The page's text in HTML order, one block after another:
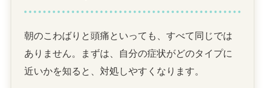
朝のこわばりと頭痛といっても、すべて同じでは
ありません。まずは、自分の症状がどのタイプに
近いかを知ると、対処しやすくなります。